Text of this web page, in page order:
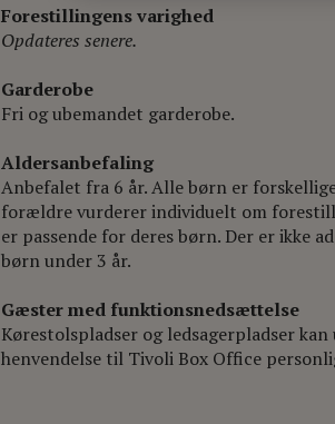
Forestillingens varighed
Opdateres senere.
Garderobe
Fri og ubemandet garderobe.
Aldersanbefaling
Anbefalet fra 6 år. Alle børn er
forældre vurderer individuelt om
er passende for deres børn. Der er ikke
børn under 3 år.
Gæster med funktionsnedsættelse
Kørestolspladser og ledsagerpladser kan
henvendelse til Tivoli Box Office